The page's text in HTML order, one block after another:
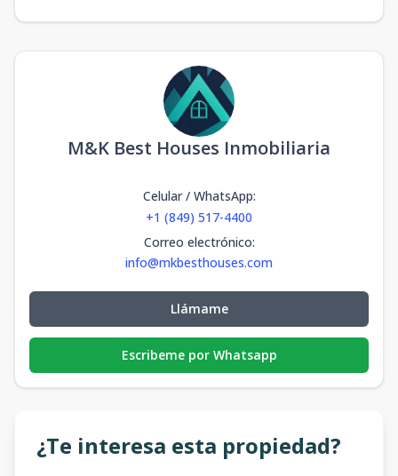
M&K Best Houses Inmobiliaria
Celular / WhatsApp:
+1 (849) 517-4400
Correo electrónico:
info@mkbesthouses.com
Llámame
Escribeme por Whatsapp
¿Te interesa esta propiedad?